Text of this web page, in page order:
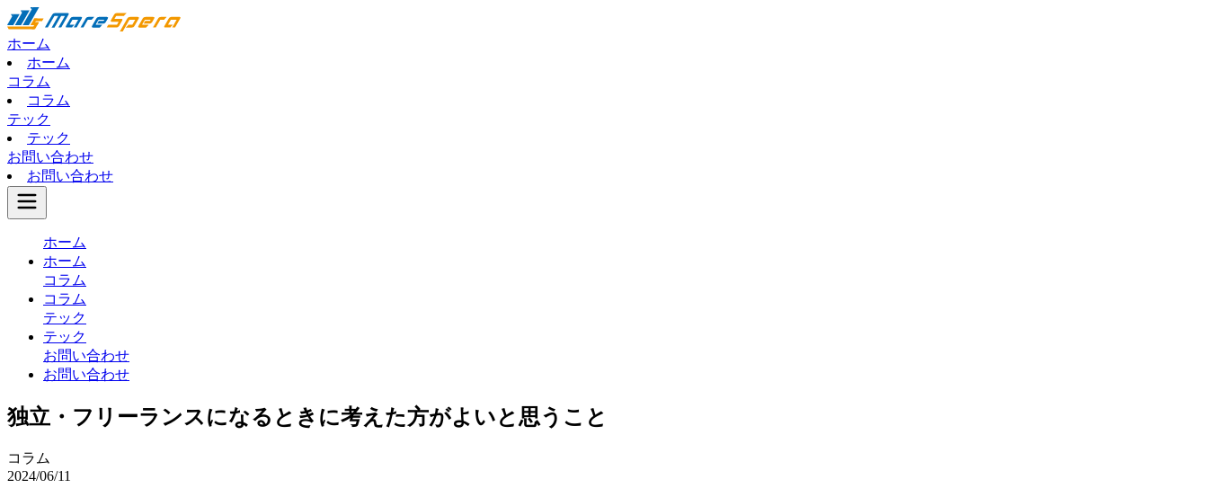
ホーム
ホーム
コラム
コラム
テック
テック
お問い合わせ
お問い合わせ
ホーム
ホーム
コラム
コラム
テック
テック
お問い合わせ
お問い合わせ
独立・フリーランスになるときに考えた方がよいと思うこと
コラム
2024/06/11